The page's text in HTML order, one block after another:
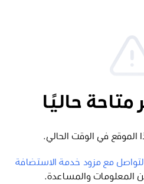
متاحة حاليًا
الموقع في الوقت الحالي.
التواصل مع مزود خدمة الاستضافة
المعلومات والمساعدة.